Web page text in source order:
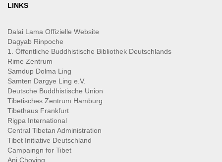
LINKS
Dalai Lama Offizielle Website
Dagyab Rinpoche
1. Öffentliche Buddhistische Bibliothek Deutschlands
Rime Zentrum
Samdup Dolma Ling
Samten Dargye Ling e.V.
Deutsche Buddhistische Union
Tibetisches Zentrum Hamburg
Tibethaus Frankfurt
Rigpa International
Central Tibetan Administration
Tibet Initiative Deutschland
Campaingn for Tibet
Ani Choying